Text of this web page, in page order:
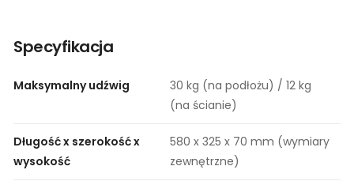
Specyfikacja
Maksymalny udźwig
30 kg (na podłożu) / 12 kg
(na ścianie)
Długość x szerokość x
wysokość
580 x 325 x 70 mm (wymiary
zewnętrzne)